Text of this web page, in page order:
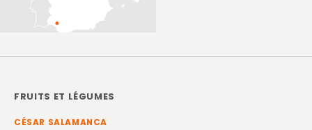
FRUITS ET LÉGUMES
CÉSAR SALAMANCA